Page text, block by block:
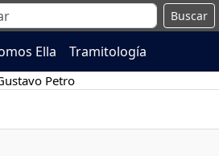
Buscar
Ella Tramitología
Petro